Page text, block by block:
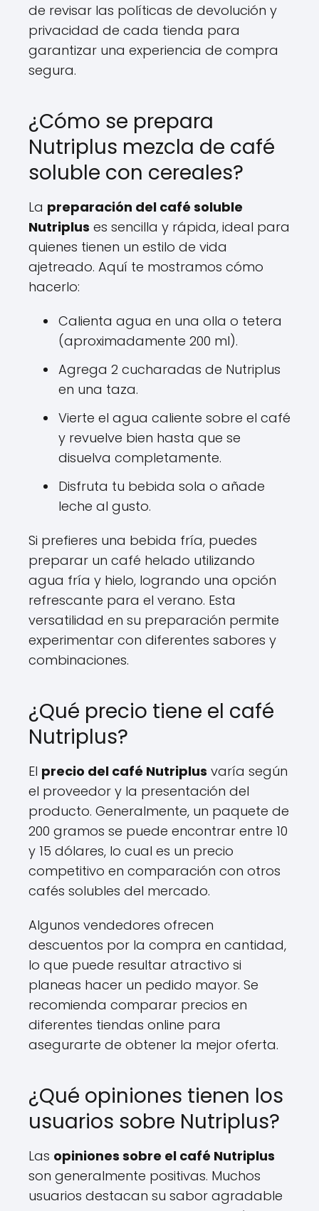
de revisar las políticas de devolución y
privacidad de cada tienda para
garantizar una experiencia de compra
segura.
¿Cómo se prepara
Nutriplus mezcla de café
soluble con cereales?
La preparación del café soluble
Nutriplus es sencilla y rápida, ideal para
quienes tienen un estilo de vida
ajetreado. Aquí te mostramos cómo
hacerlo:
Calienta agua en una olla o tetera
(aproximadamente 200 ml).
Agrega 2 cucharadas de Nutriplus
en una taza.
Vierte el agua caliente sobre el café
y revuelve bien hasta que se
disuelva completamente.
Disfruta tu bebida sola o añade
leche al gusto.
Si prefieres una bebida fría, puedes
preparar un café helado utilizando
agua fría y hielo, logrando una opción
refrescante para el verano. Esta
versatilidad en su preparación permite
experimentar con diferentes sabores y
combinaciones.
¿Qué precio tiene el café
Nutriplus?
El precio del café Nutriplus varía según
el proveedor y la presentación del
producto. Generalmente, un paquete de
200 gramos se puede encontrar entre 10
y 15 dólares, lo cual es un precio
competitivo en comparación con otros
cafés solubles del mercado.
Algunos vendedores ofrecen
descuentos por la compra en cantidad,
lo que puede resultar atractivo si
planeas hacer un pedido mayor. Se
recomienda comparar precios en
diferentes tiendas online para
asegurarte de obtener la mejor oferta.
¿Qué opiniones tienen los
usuarios sobre Nutriplus?
Las opiniones sobre el café Nutriplus
son generalmente positivas. Muchos
usuarios destacan su sabor agradable